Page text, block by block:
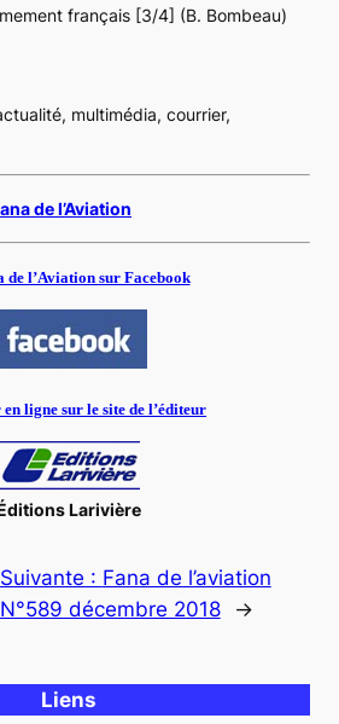
français [3/4] (B. Bombeau)
multimédia, courrier,
de l’Aviation
de l’Aviation sur Facebook
en ligne sur le site de l’éditeur
Larivière
Suivante : Fana de l’aviation
N°589 décembre 2018
→
Liens